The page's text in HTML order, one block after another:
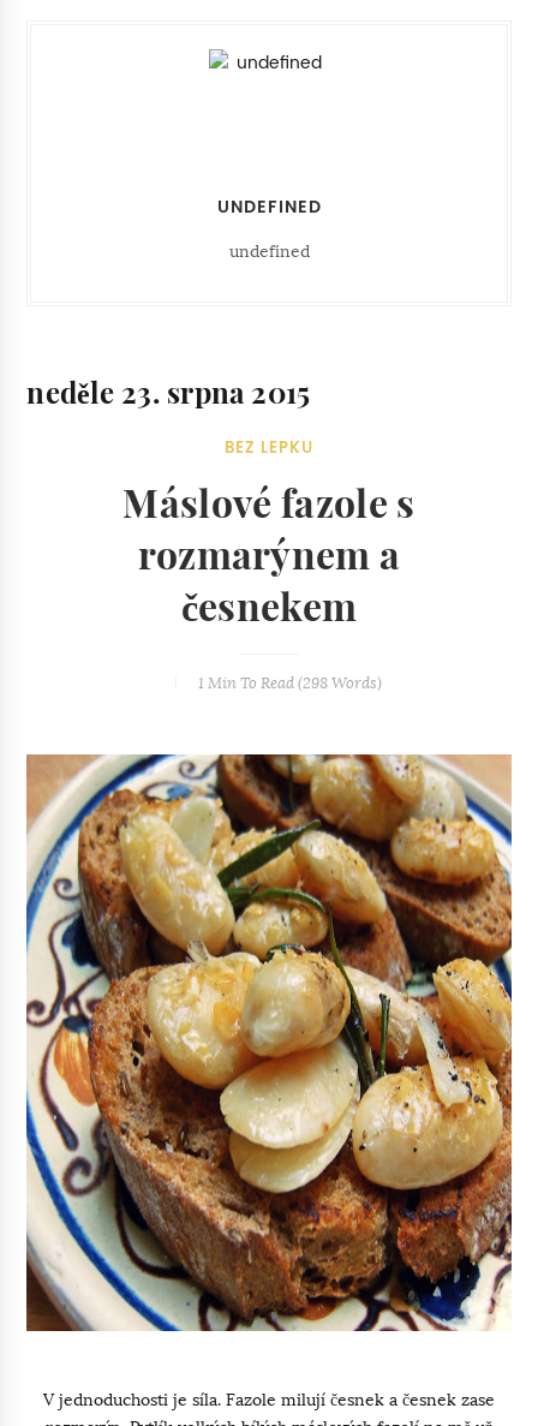
UNDEFINED
undefined
neděle 23. srpna 2015
BEZ LEPKU
Máslové fazole s
rozmarýnem a
česnekem
1 MinTo Read (298Words)
V jednoduchosti je síla. Fazole milují česnek a česnek zase